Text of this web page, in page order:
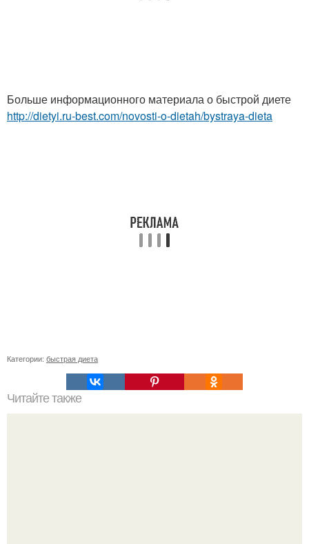
Больше информационного материала о быстрой диете
http://dietyi.ru-best.com/novosti-o-dietah/bystraya-dieta
Категории: быстрая диета
Читайте также